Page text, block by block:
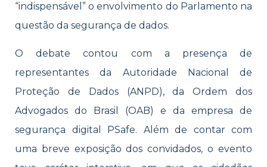
“indispensável” o envolvimento do Parlamento na
questão da segurança de dados.
O debate contou com a presença de
representantes da Autoridade Nacional de
Proteção de Dados (ANPD), da Ordem dos
Advogados do Brasil (OAB) e da empresa de
segurança digital PSafe. Além de contar com
uma breve exposição dos convidados, o evento